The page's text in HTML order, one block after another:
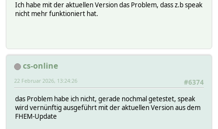
Ich habe mit der aktuellen Version das Problem, dass z.b speak
nicht mehr funktioniert hat.
cs-online
#6374
22 Februar 2026, 13:24:26
das Problem habe ich nicht, gerade nochmal getestet, speak
wird vernünftig ausgeführt mit der aktuellen Version aus dem
FHEM-Update